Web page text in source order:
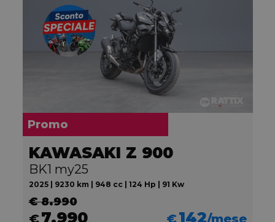
Promo
KAWASAKI Z 900
BK1 my25
2025 | 9230 km | 948 cc | 124 Hp | 91 Kw
€ 8.990
7.990 142